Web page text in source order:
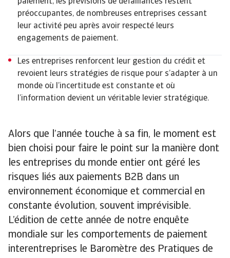
Alors que l’année touche à sa fin, le moment est
bien choisi pour faire le point sur la manière dont
les entreprises du monde entier ont géré les
risques liés aux paiements B2B dans un
environnement économique et commercial en
constante évolution, souvent imprévisible.
L’édition de cette année de notre enquête
mondiale sur les comportements de paiement
interentreprises le Baromètre des Pratiques de
préoccupantes, de nombreuses entreprises cessant
leur activité peu après avoir respecté leurs
engagements de paiement.
Les entreprises renforcent leur gestion du crédit et
revoient leurs stratégies de risque pour s’adapter à un
monde où l’incertitude est constante et où
l’information devient un véritable levier stratégique.